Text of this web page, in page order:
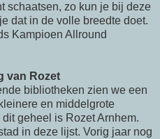
schaatsen, zo kun je bij deze
dat in de volle breedte doet.
Kampioen Allround
van Rozet
bibliotheken zien we een
en middelgrote
geheel is Rozet Arnhem.
in deze lijst. Vorig jaar nog